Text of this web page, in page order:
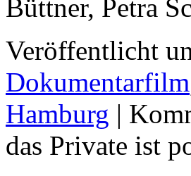
Büttner, Petra
Veröffentlicht
Dokumentarfilm
Hamburg |
das Private ist